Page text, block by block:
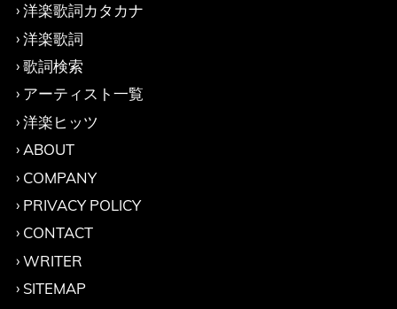
洋楽歌詞カタカナ
洋楽歌詞
歌詞検索
アーティスト一覧
洋楽ヒッツ
ABOUT
COMPANY
PRIVACY POLICY
CONTACT
WRITER
SITEMAP